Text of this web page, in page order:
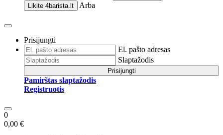
Likite 4barista.lt Arba
Prisijungti
El. pašto adresas
Slaptažodis
Prisijungti
Pamirštas slaptažodis
Registruotis
0
0,00 €